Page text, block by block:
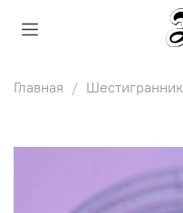
Главная Шестигранник